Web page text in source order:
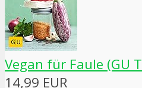
Vegan für Faule (GU
14,99 EUR